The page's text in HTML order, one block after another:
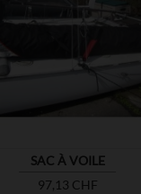
SAC À VOILE
Prix
97,13 CHF